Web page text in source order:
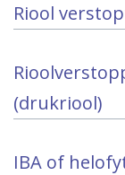
Riool
(drukriool)
IBA of